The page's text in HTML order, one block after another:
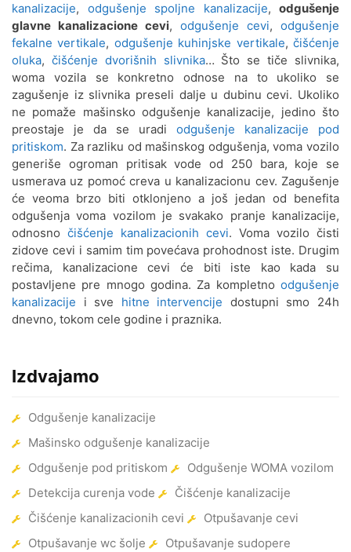
Odgušenje kanalizacije Stari
Grad
Odgušenje kanalizacije Šumice
Odgušenje kanalizacije Surčin
Odgušenje kanalizacije Topčider
Odgušenje kanalizacije Topličin
Venac
Odgušenje kanalizacije
Trošarina
Odgušenje kanalizacije Veljko
Vlahović
Odgušenje kanalizacije
Odgušenje kanalizacije Vidik.
Odgušenje kanalizacije Višnjica
Odgušenje kanalizacije Višnjička
Banja
Odgušenje kanalizacije
Vozdovac
kanalizacije, odgušenje spoljne kanalizacije, odgušenje
glavne kanalizacione cevi, odgušenje cevi, odgušenje
fekalne vertikale, odgušenje kuhinjske vertikale,čišćenje
oluka, čišćenje dvorišnih slivnika… Što se tiče slivnika,
woma vozila se konkretno odnose na to ukoliko se
zagušenje iz slivnika preseli dalje u dubinu cevi. Ukoliko
ne pomaže mašinsko odgušenje kanalizacije, jedino što
preostaje je da se uradi odgušenje kanalizacije pod
pritiskom. Za razliku od mašinskog odgušenja, voma vozilo
generiše ogroman pritisak vode od 250 bara, koje se
usmerava uz pomoć creva u kanalizacionu cev. Zagušenje
će veoma brzo biti otklonjeno a još jedan od benefita
odgušenja voma vozilom je svakako pranje kanalizacije,
odnosno čišćenje kanalizacionih cevi. Voma vozilo čisti
zidove cevi i samim tim povećava prohodnost iste. Drugim
rečima, kanalizacione cevi će biti iste kao kada su
postavljene pre mnogo godina. Za kompletno odgušenje
kanalizacije i sve hitne intervencije dostupni smo 24h
dnevno, tokom cele godine i praznika.
Izdvajamo
Odgušenje kanalizacije
Mašinsko odgušenje kanalizacije
Odgušenje pod pritiskom
Odgušenje WOMA vozilom
Detekcija curenja vode
Čišćenje kanalizacije
Čišćenje kanalizacionih cevi
Otpušavanje cevi
Otpušavanje wc šolje
Otpušavanje sudopere